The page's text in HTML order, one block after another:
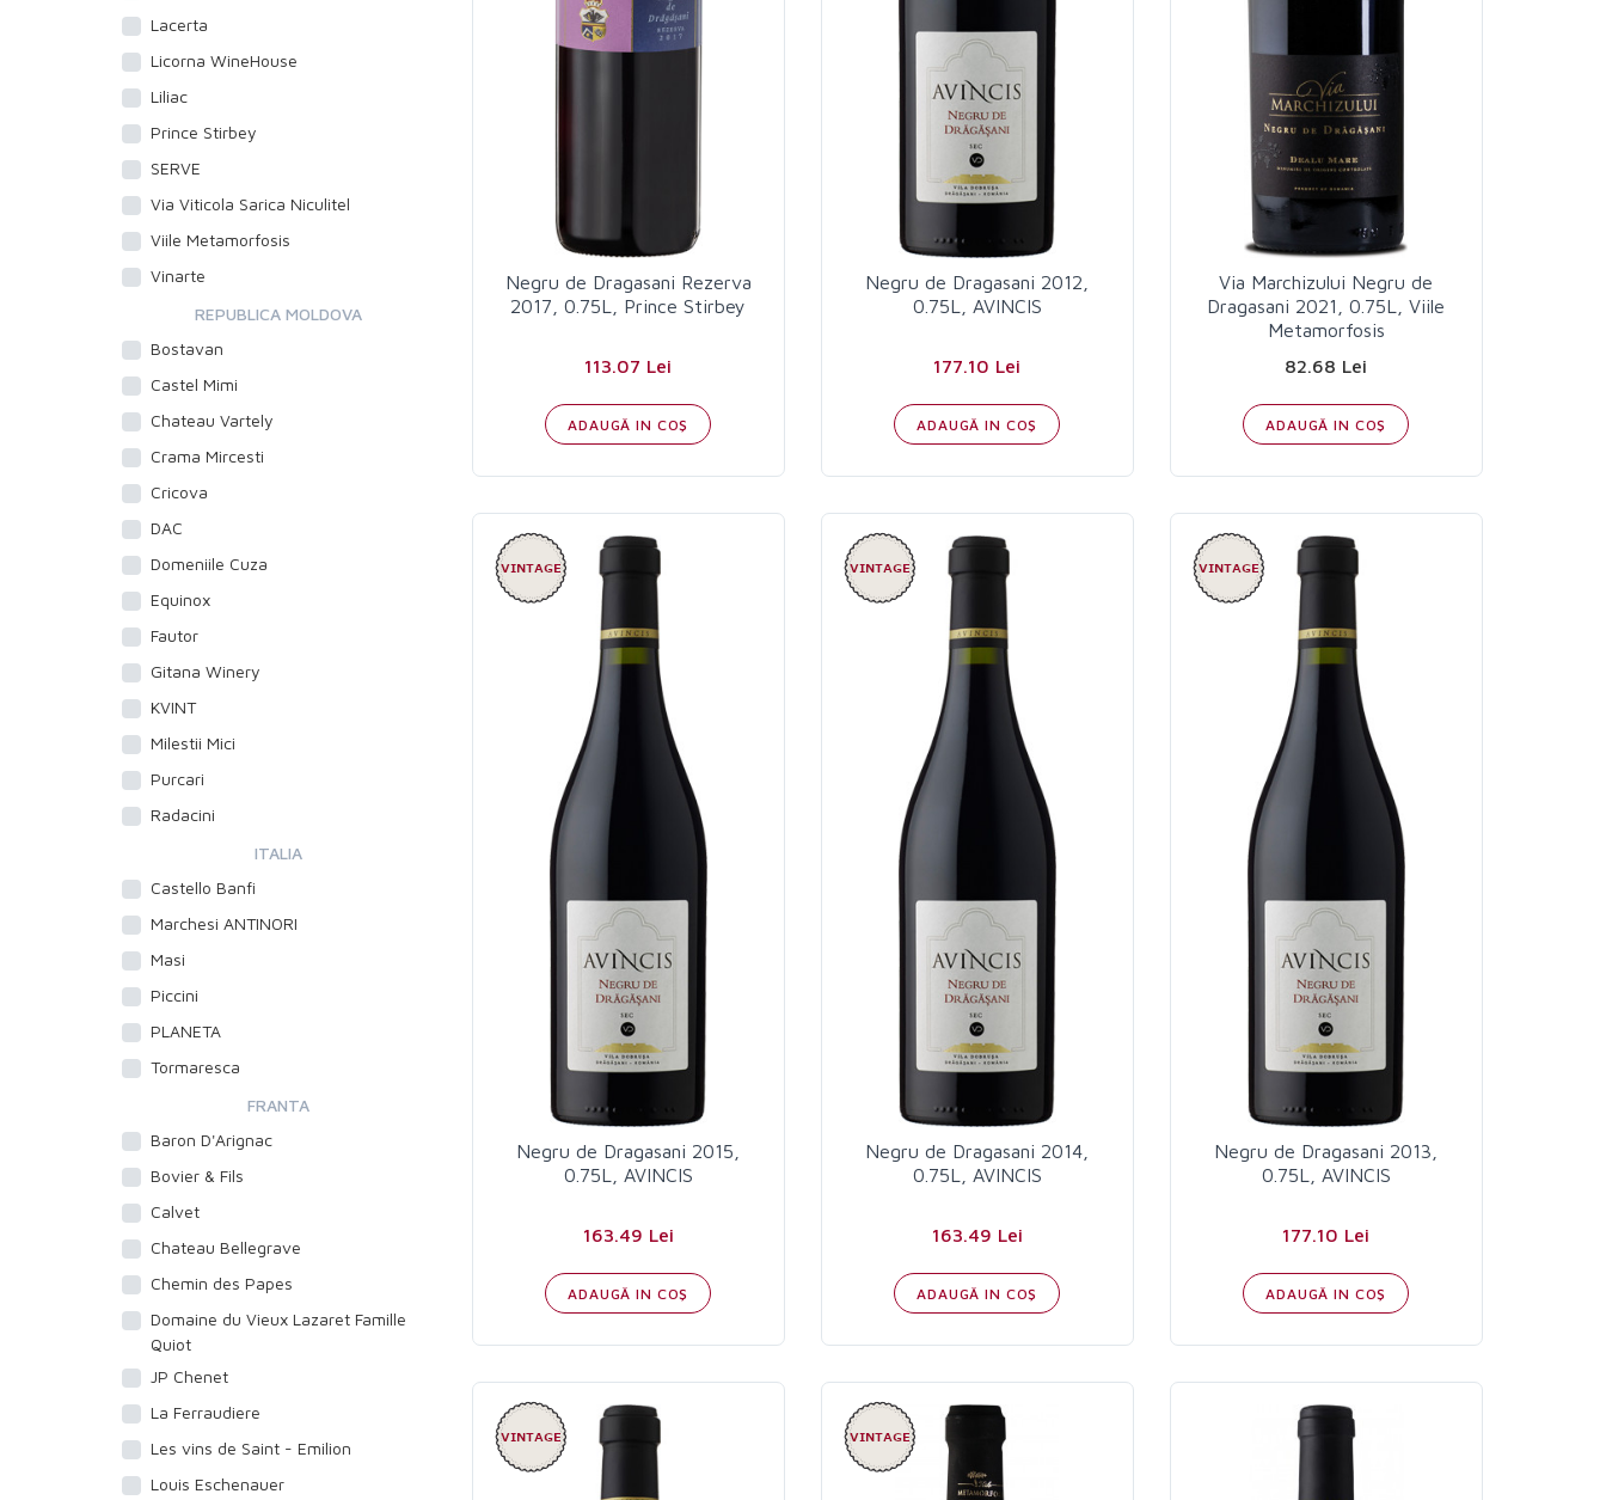
Negru de Dragasani Rezerva
2017, 0.75L, Prince Stirbey
113.07 Lei
ADAUGĂ IN COŞ
Negru de Dragasani 2012,
0.75L, AVINCIS
177.10 Lei
ADAUGĂ IN COŞ
Via Marchizului Negru de
Dragasani 2021, 0.75L, Viile
Metamorfosis
82.68 Lei
ADAUGĂ IN COŞ
Negru de Dragasani 2015,
0.75L, AVINCIS
163.49 Lei
ADAUGĂ IN COŞ
Negru de Dragasani 2014,
0.75L, AVINCIS
163.49 Lei
ADAUGĂ IN COŞ
Negru de Dragasani 2013,
0.75L, AVINCIS
177.10 Lei
ADAUGĂ IN COŞ
Lacerta
Licorna WineHouse
Liliac
Prince Stirbey
SERVE
Via Viticola Sarica Niculitel
Viile Metamorfosis
Vinarte
REPUBLICA MOLDOVA
Bostavan
Castel Mimi
Chateau Vartely
Crama Mircesti
Cricova
DAC
Domeniile Cuza
Equinox
Fautor
Gitana Winery
KVINT
Milestii Mici
Purcari
Radacini
ITALIA
Castello Banfi
Marchesi ANTINORI
Masi
Piccini
PLANETA
Tormaresca
FRANTA
Baron D'Arignac
Bovier & Fils
Calvet
Chateau Bellegrave
Chemin des Papes
Domaine du Vieux Lazaret Famille
Quiot
JP Chenet
La Ferraudiere
Les vins de Saint - Emilion
Louis Eschenauer